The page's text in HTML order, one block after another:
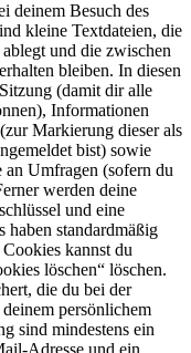
deinem Besuch des
kleine Textdateien, die
und die zwischen
bleiben. In diesen
(damit dir alle
Informationen
Markierung dieser als
bist) sowie
Umfragen (sofern du
werden deine
und eine
haben standardmäßig
kannst du
löschen“ löschen.
die du bei der
persönlichem
sind mindestens ein